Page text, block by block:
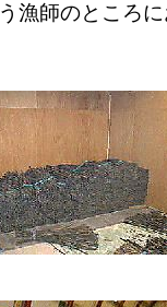
う漁師のところ